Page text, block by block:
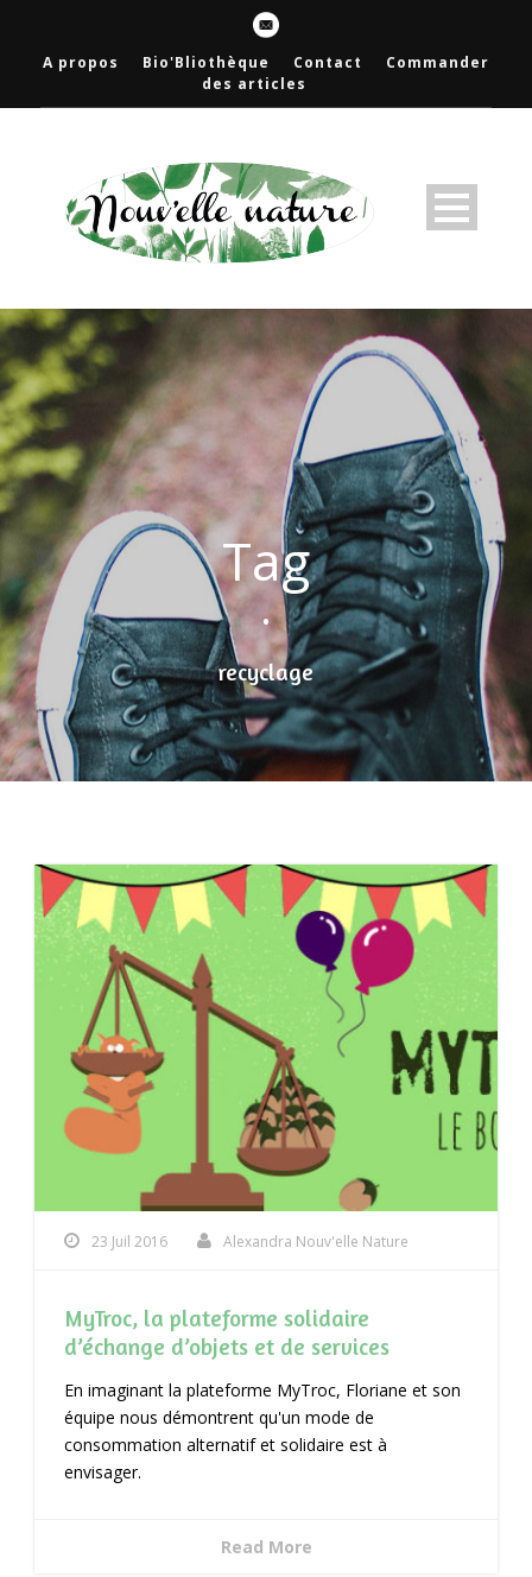
A propos Bio'Bliothèque Contact
Commander
des articles
Tag
•
recyclage
23 Juil 2016 Alexandra Nouv'elle Nature
MyTroc, la plateforme solidaire
d’échange d’objets et de services
En imaginant la plateforme MyTroc, Floriane et son
équipe nous démontrent qu'un mode de
consommation alternatif et solidaire est à
envisager.
Read More